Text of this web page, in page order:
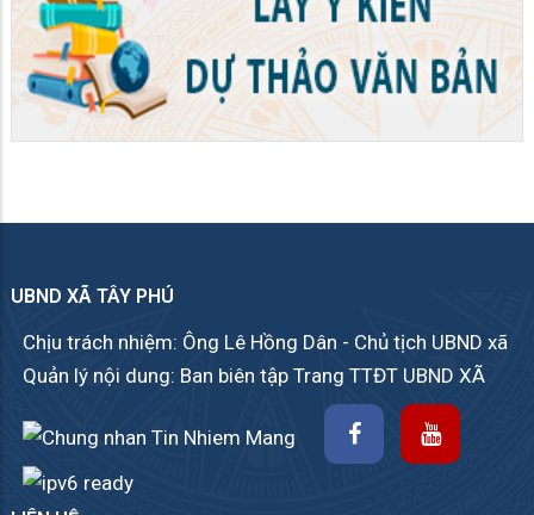
UBND XÃ TÂY PHÚ
Chịu trách nhiệm: Ông Lê Hồng Dân - Chủ tịch UBND xã
Quản lý nội dung: Ban biên tập Trang TTĐT UBND XÃ